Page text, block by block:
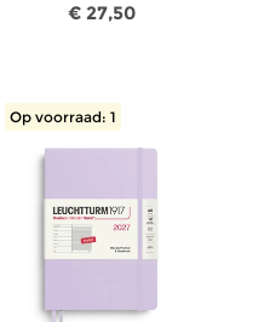
€ 27,50
Op voorraad: 1